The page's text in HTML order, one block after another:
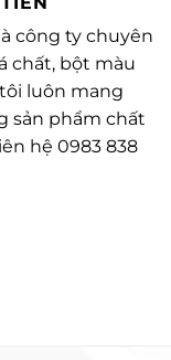
công ty chuyên
chất, bột màu
luôn mang
sản phẩm chất
hệ 0983 838